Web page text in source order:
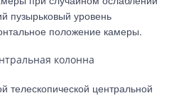
пузырьковый уровень
положение камеры.
колонна
телескопической центральной